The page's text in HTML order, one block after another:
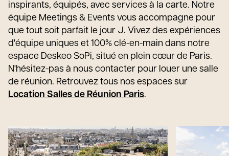
inspirants, équipés, avec services à la carte. Notre
équipe Meetings & Events vous accompagne pour
que tout soit parfait le jour J. Vivez des expériences
d'équipe uniques et 100% clé-en-main dans notre
espace Deskeo SoPi, situé en plein cœur de Paris.
N'hésitez-pas à nous contacter pour louer une salle
de réunion. Retrouvez tous nos espaces sur
Location Salles de Réunion Paris.